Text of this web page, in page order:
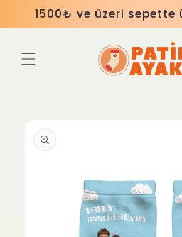
İçeriğe
atla
1500₺ ve üzeri
bilgisine
atla